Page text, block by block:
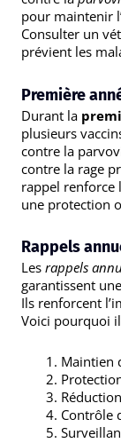
pour maintenir
Consulter un
prévient les
Première
Durant la
plusieurs
contre la
contre la rage
rappel renforce
une protection
Rappels
Les rappels
garantissent
Ils renforcent
Voici pourquoi
Maintien
Contrôle